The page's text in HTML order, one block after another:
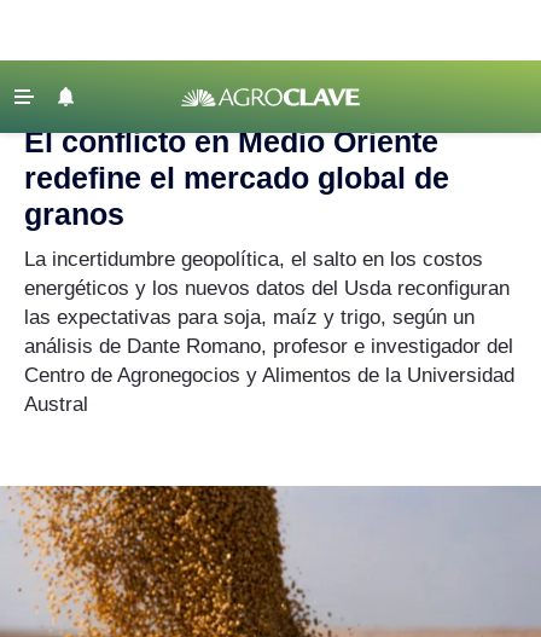
Agricultura
Ganadería
Lechería
Tecnología
Maquinaria agrícola
Agenda
Regionales
Agronegocios
Mercados
‹ VOLVER
Agroclave Mercados | Medio Oriente
El conflicto en Medio Oriente
redefine el mercado global de
granos
La incertidumbre geopolítica, el salto en los costos
energéticos y los nuevos datos del Usda reconfiguran
las expectativas para soja, maíz y trigo, según un
análisis de Dante Romano, profesor e investigador del
Centro de Agronegocios y Alimentos de la Universidad
Austral